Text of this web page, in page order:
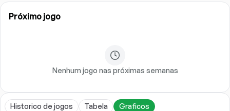
Próximo jogo
Nenhum jogo nas próximas semanas
Historico de jogos Tabela Graficos